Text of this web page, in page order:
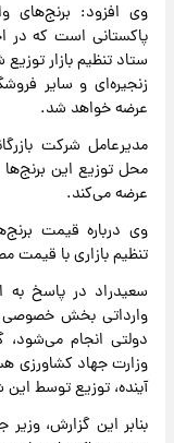
پاکستانی است که در
ستاد تنظیم بازار
زنجیره‌ای و سایر
عرضه خواهد شد.
مدیرعامل شرکت
محل توزیع این
عرضه می‌کند.
وی درباره قیمت
تنظیم بازاری با
سعیدراد در پاسخ
وارداتی بخش خصوصی
دولتی انجام می‌شود،
وزارت جهاد کشاورزی
آینده، توزیع توسط
بنابر این گزارش،